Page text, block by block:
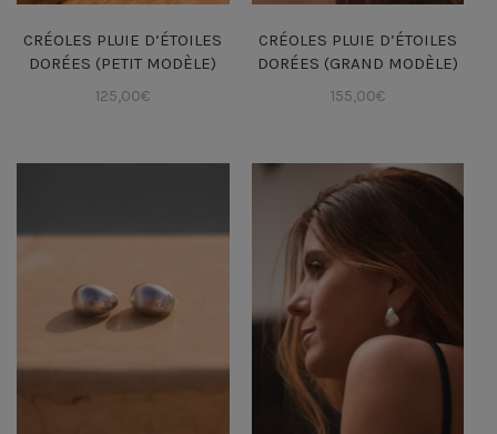
CRÉOLES PLUIE D’ÉTOILES
DORÉES (PETIT MODÈLE)
125,00€
CRÉOLES PLUIE D’ÉTOILES
DORÉES (GRAND MODÈLE)
155,00€